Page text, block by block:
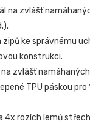
na zvlášť
ke správnému
konstrukci.
zvlášť
TPU páskou pro
4x rozích lemů